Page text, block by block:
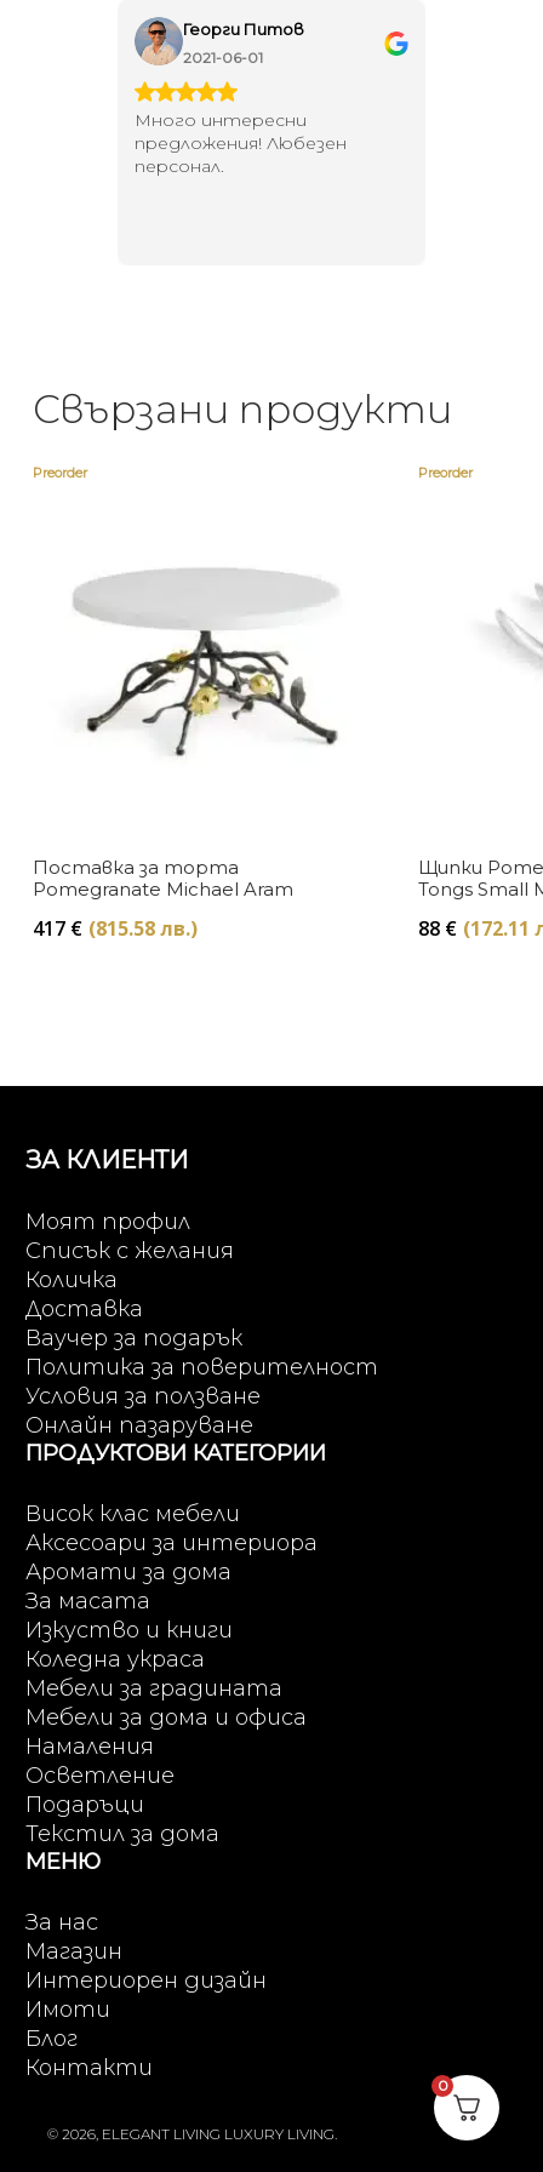
Георги Питов
2021-06-01
Много интересни
предложения! Любезен
персонал.
Свързани продукти
Preorder
Поставка за торта
Pomegranate Michael Aram
417 € (815.58 лв.)
Preorder
Щипки
Tongs Small
88 € (172.11
ЗА КЛИЕНТИ
Моят профил
Списък с желания
Количка
Доставка
Ваучер за подарък
Политика за поверителност
Условия за ползване
Онлайн пазаруване
ПРОДУКТОВИ КАТЕГОРИИ
Висок клас мебели
Аксесоари за интериора
Аромати за дома
За масата
Изкуство и книги
Коледна украса
Мебели за градината
Мебели за дома и офиса
Намаления
Осветление
Подаръци
Текстил за дома
МЕНЮ
За нас
Магазин
Интериорен дизайн
Имоти
Блог
Контакти
© 2026, ELEGANT LIVING LUXURY LIVING.
0